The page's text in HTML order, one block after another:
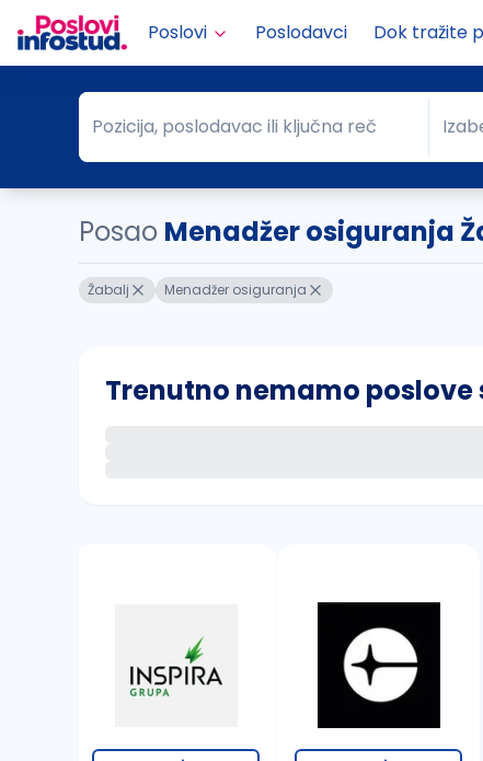
Poslovi Poslodavci Dok tražite
Pozicija, poslodavac ili ključna reč
Pozicija, poslodavac ili ključna reč Grad
Posao Menadžer osiguranja
Žabalj Menadžer osiguranja
Trenutno nemamo
proverite pravopisne greške (koristite č,
povećajte radijus za odabrani grad